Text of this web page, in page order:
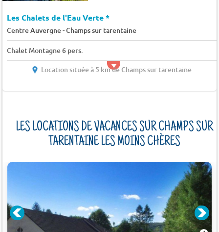
Les Chalets de l'Eau Verte *
Centre Auvergne-Champs sur tarentaine
Chalet Montagne 6 pers.
Location située à 5 km de Champs sur tarentaine
LES LOCATIONS DE VACANCES SUR CHAMPS SUR
TARENTAINE LES MOINS CHÈRES